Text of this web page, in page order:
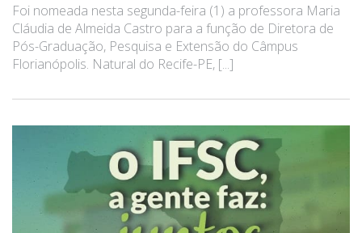
Foi nomeada nesta segunda-feira (1) a professora Maria
Cláudia de Almeida Castro para a função de Diretora de
Pós-Graduação, Pesquisa e Extensão do Câmpus
Florianópolis. Natural do Recife-PE, [...]